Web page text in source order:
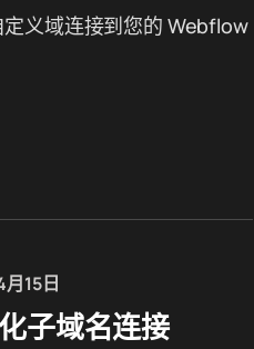
义域连接到您的 Webflow
15日
子域名连接